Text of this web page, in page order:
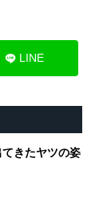
LINE
きたヤツの姿